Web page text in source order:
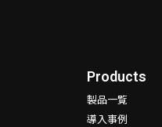
Products
製品一覧
導入事例